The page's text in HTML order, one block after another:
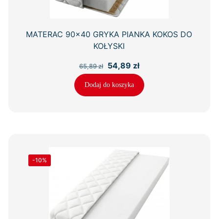
MATERAC 90×40 GRYKA PIANKA KOKOS DO
KOŁYSKI
65,89zł
Pierwotna
cena
wynosiła:
65,89 zł.
54,89 złAktualna
wynosi:
54,89 zł.
Dodaj do koszyka
-10%